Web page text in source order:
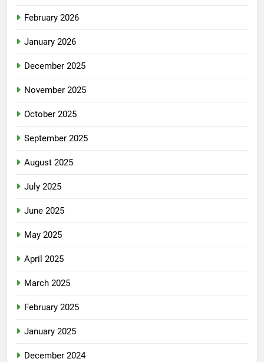
February 2026
January 2026
December 2025
November 2025
October 2025
September 2025
August 2025
July 2025
June 2025
May 2025
April 2025
March 2025
February 2025
January 2025
December 2024